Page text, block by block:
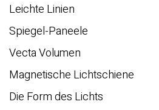
Leichte Linien
Spiegel-Paneele
Vecta Volumen
Magnetische Lichtschiene
Die Form des Lichts